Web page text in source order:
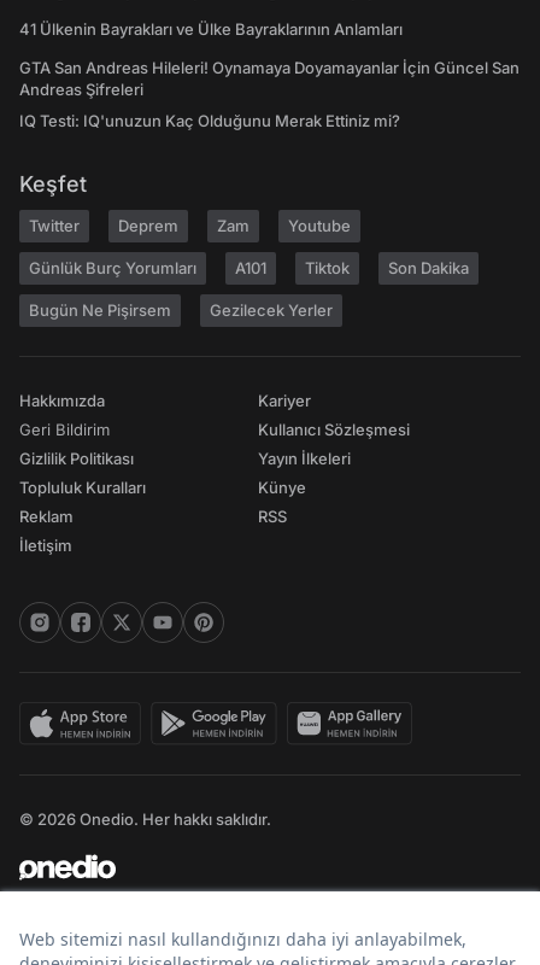
41 Ülkenin Bayrakları ve Ülke Bayraklarının Anlamları
GTA San Andreas Hileleri! Oynamaya Doyamayanlar İçin Güncel San
Andreas Şifreleri
IQ Testi: IQ'unuzun Kaç Olduğunu Merak Ettiniz mi?
Keşfet
Twitter Deprem Zam Youtube
Günlük Burç Yorumları A101 Tiktok Son Dakika
Bugün Ne Pişirsem Gezilecek Yerler
Hakkımızda
Geri Bildirim
Gizlilik Politikası
Topluluk Kuralları
Reklam
İletişim
Kariyer
Kullanıcı Sözleşmesi
Yayın İlkeleri
Künye
RSS
© 2026 Onedio. Her hakkı saklıdır.
Bir markasıdır.